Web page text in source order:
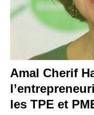
Amal Cherif
les TPE et